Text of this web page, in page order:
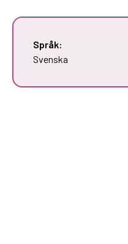
Språk:
Svenska